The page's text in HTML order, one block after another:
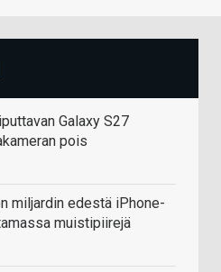
Galaxy S27
pois
miljardin edestä iPhone-
muistipiirejä